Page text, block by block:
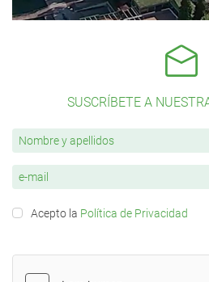
SUSCRÍBETE A
Acepto la Política de Privacidad